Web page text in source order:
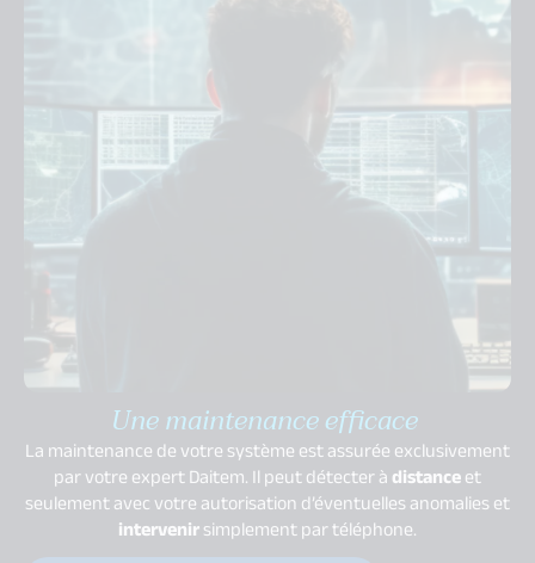
Une maintenance efficace
La maintenance de votre système est assurée exclusivement
par votre expert Daitem. Il peut détecter àdistanceet
seulement avec votre autorisation d’éventuelles anomalies et
intervenirsimplement par téléphone.